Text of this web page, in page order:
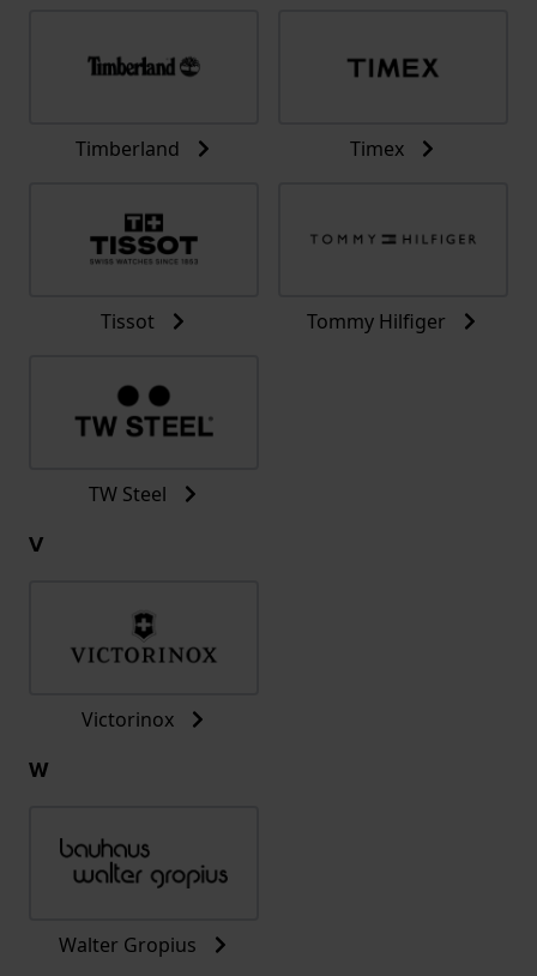
Timberland Timex
Tissot Tommy Hilfiger
TW Steel
V
Victorinox
W
Walter Gropius